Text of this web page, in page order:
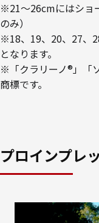
※21～26cmにはショ
のみ）
※18、19、20、27、
となります。
※「クラリーノ®」「
商標です。
プロインプレ